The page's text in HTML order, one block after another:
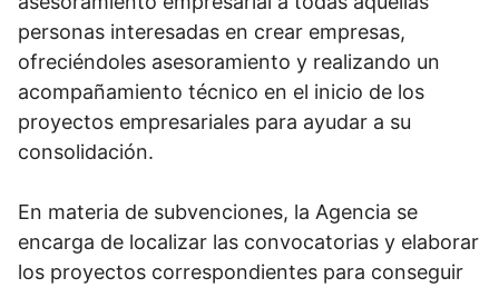
personas interesadas en crear empresas,
ofreciéndoles asesoramiento y realizando un
acompañamiento técnico en el inicio de los
proyectos empresariales para ayudar a su
consolidación.
En materia de subvenciones, la Agencia se
encarga de localizar las convocatorias y elaborar
los proyectos correspondientes para conseguir